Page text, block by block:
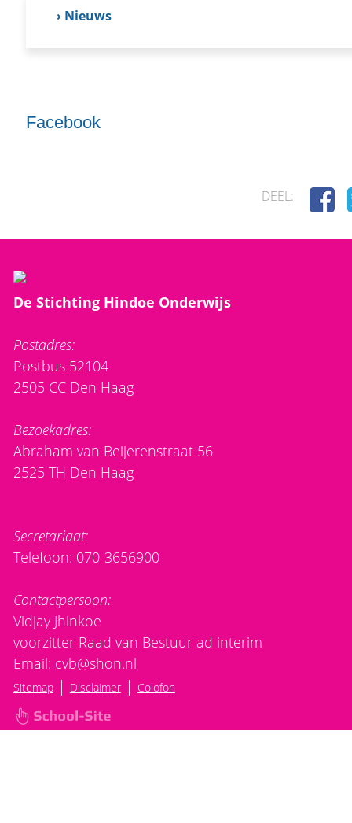
› Nieuws
Facebook
DEEL:
De Stichting Hindoe Onderwijs
Postadres:
Postbus 52104
2505 CC Den Haag
Bezoekadres:
Abraham van Beijerenstraat 56
2525 TH Den Haag
Secretariaat:
Telefoon: 070-3656900
Contactpersoon:
Vidjay Jhinkoe
voorzitter Raad van Bestuur ad interim
Email: cvb@shon.nl
Sitemap| Disclaimer| Colofon